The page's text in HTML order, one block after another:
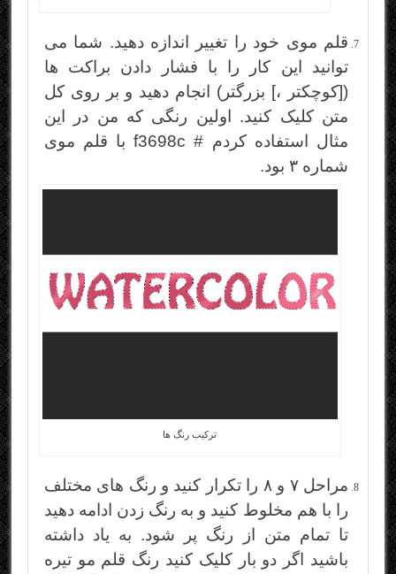
قلم موی خود را تغییر اندازه دهید. شما می
توانید این کار را با فشار دادن براکت ها
([کوچکتر ،] بزرگتر) انجام دهید و بر روی کل
متن کلیک کنید. اولین رنگی که من در این
مثال استفاده کردم # f3698c با قلم موی
شماره ۳ بود.
ترکیب رنگ ها
مراحل ۷ و ۸ را تکرار کنید و رنگ های مختلف
را با هم مخلوط کنید و به رنگ زدن ادامه دهید
تا تمام متن از رنگ پر شود. به یاد داشته
باشید اگر دو بار کلیک کنید رنگ قلم مو تیره